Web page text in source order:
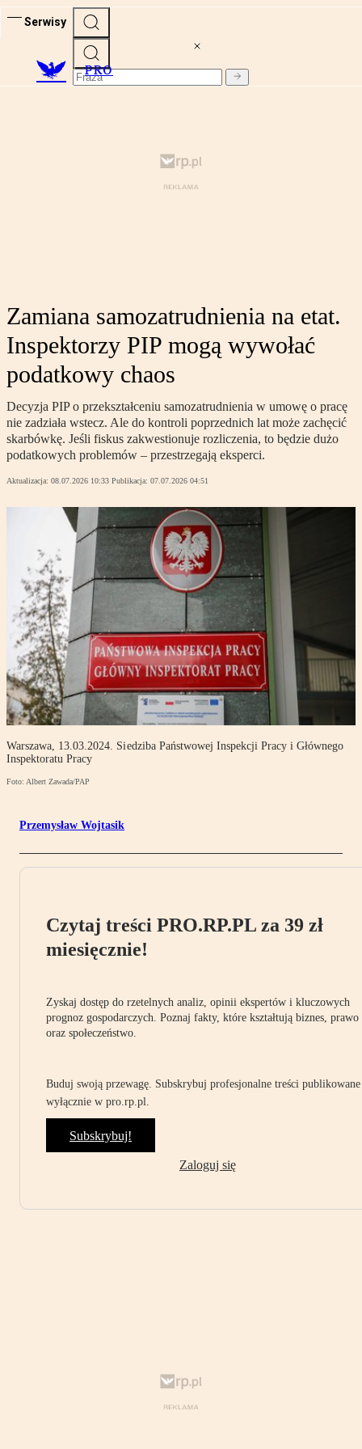
Serwisy
PRO
Zamiana samozatrudnienia na etat.
Inspektorzy PIP mogą wywołać
podatkowy chaos
Decyzja PIP o przekształceniu samozatrudnienia w umowę o pracę
nie zadziała wstecz. Ale do kontroli poprzednich lat może zachęcić
skarbówkę. Jeśli fiskus zakwestionuje rozliczenia, to będzie dużo
podatkowych problemów – przestrzegają eksperci.
Aktualizacja: 08.07.2026 10:33 Publikacja: 07.07.2026 04:51
Warszawa, 13.03.2024. Siedziba Państwowej Inspekcji Pracy i Głównego
Inspektoratu Pracy
Foto: Albert Zawada/PAP
Przemysław Wojtasik
Czytaj treści PRO.RP.PL za 39 zł
miesięcznie!
Zyskaj dostęp do rzetelnych analiz, opinii ekspertów i kluczowych
prognoz gospodarczych. Poznaj fakty, które kształtują biznes, prawo
oraz społeczeństwo.
Buduj swoją przewagę. Subskrybuj profesjonalne treści publikowane
wyłącznie w pro.rp.pl.
Subskrybuj!
Zaloguj się